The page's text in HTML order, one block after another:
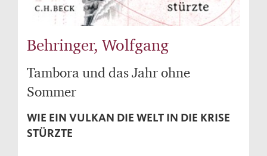
Behringer, Wolfgang
Tambora und das Jahr ohne
Sommer
WIE EIN VULKAN DIE WELT IN DIE KRISE
STÜRZTE